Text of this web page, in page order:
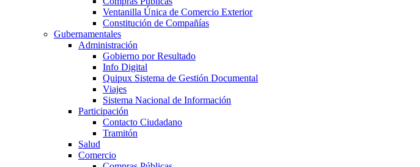
Ventanilla Única de Comercio Exterior
Constitución de Compañías
Gubernamentales
Administración
Gobierno por Resultado
Info Digital
Quipux Sistema de Gestión Documental
Viajes
Sistema Nacional de Información
Participación
Contacto Ciudadano
Tramitón
Salud
Comercio